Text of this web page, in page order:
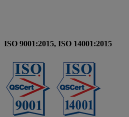
ISO 9001:2015, ISO 14001:2015